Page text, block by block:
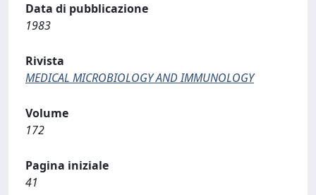
Data di pubblicazione
1983
Rivista
MEDICAL MICROBIOLOGY AND IMMUNOLOGY
Volume
172
Pagina iniziale
41